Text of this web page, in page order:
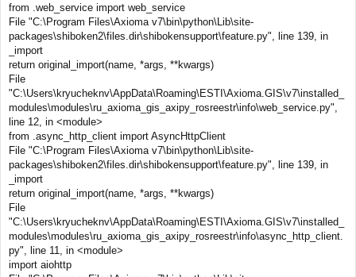
from .web_service import web_service
File "C:\Program Files\Axioma v7\bin\python\Lib\site-
packages\shiboken2\files.dir\shibokensupport\feature.py", line 139, in
_import
return original_import(name, *args, **kwargs)
File
"C:\Users\kryucheknv\AppData\Roaming\ESTI\Axioma.GIS\v7\installed_
modules\modules\ru_axioma_gis_axipy_rosreestr\info\web_service.py",
line 12, in <module>
from .async_http_client import AsyncHttpClient
File "C:\Program Files\Axioma v7\bin\python\Lib\site-
packages\shiboken2\files.dir\shibokensupport\feature.py", line 139, in
_import
return original_import(name, *args, **kwargs)
File
"C:\Users\kryucheknv\AppData\Roaming\ESTI\Axioma.GIS\v7\installed_
modules\modules\ru_axioma_gis_axipy_rosreestr\info\async_http_client.
py", line 11, in <module>
import aiohttp